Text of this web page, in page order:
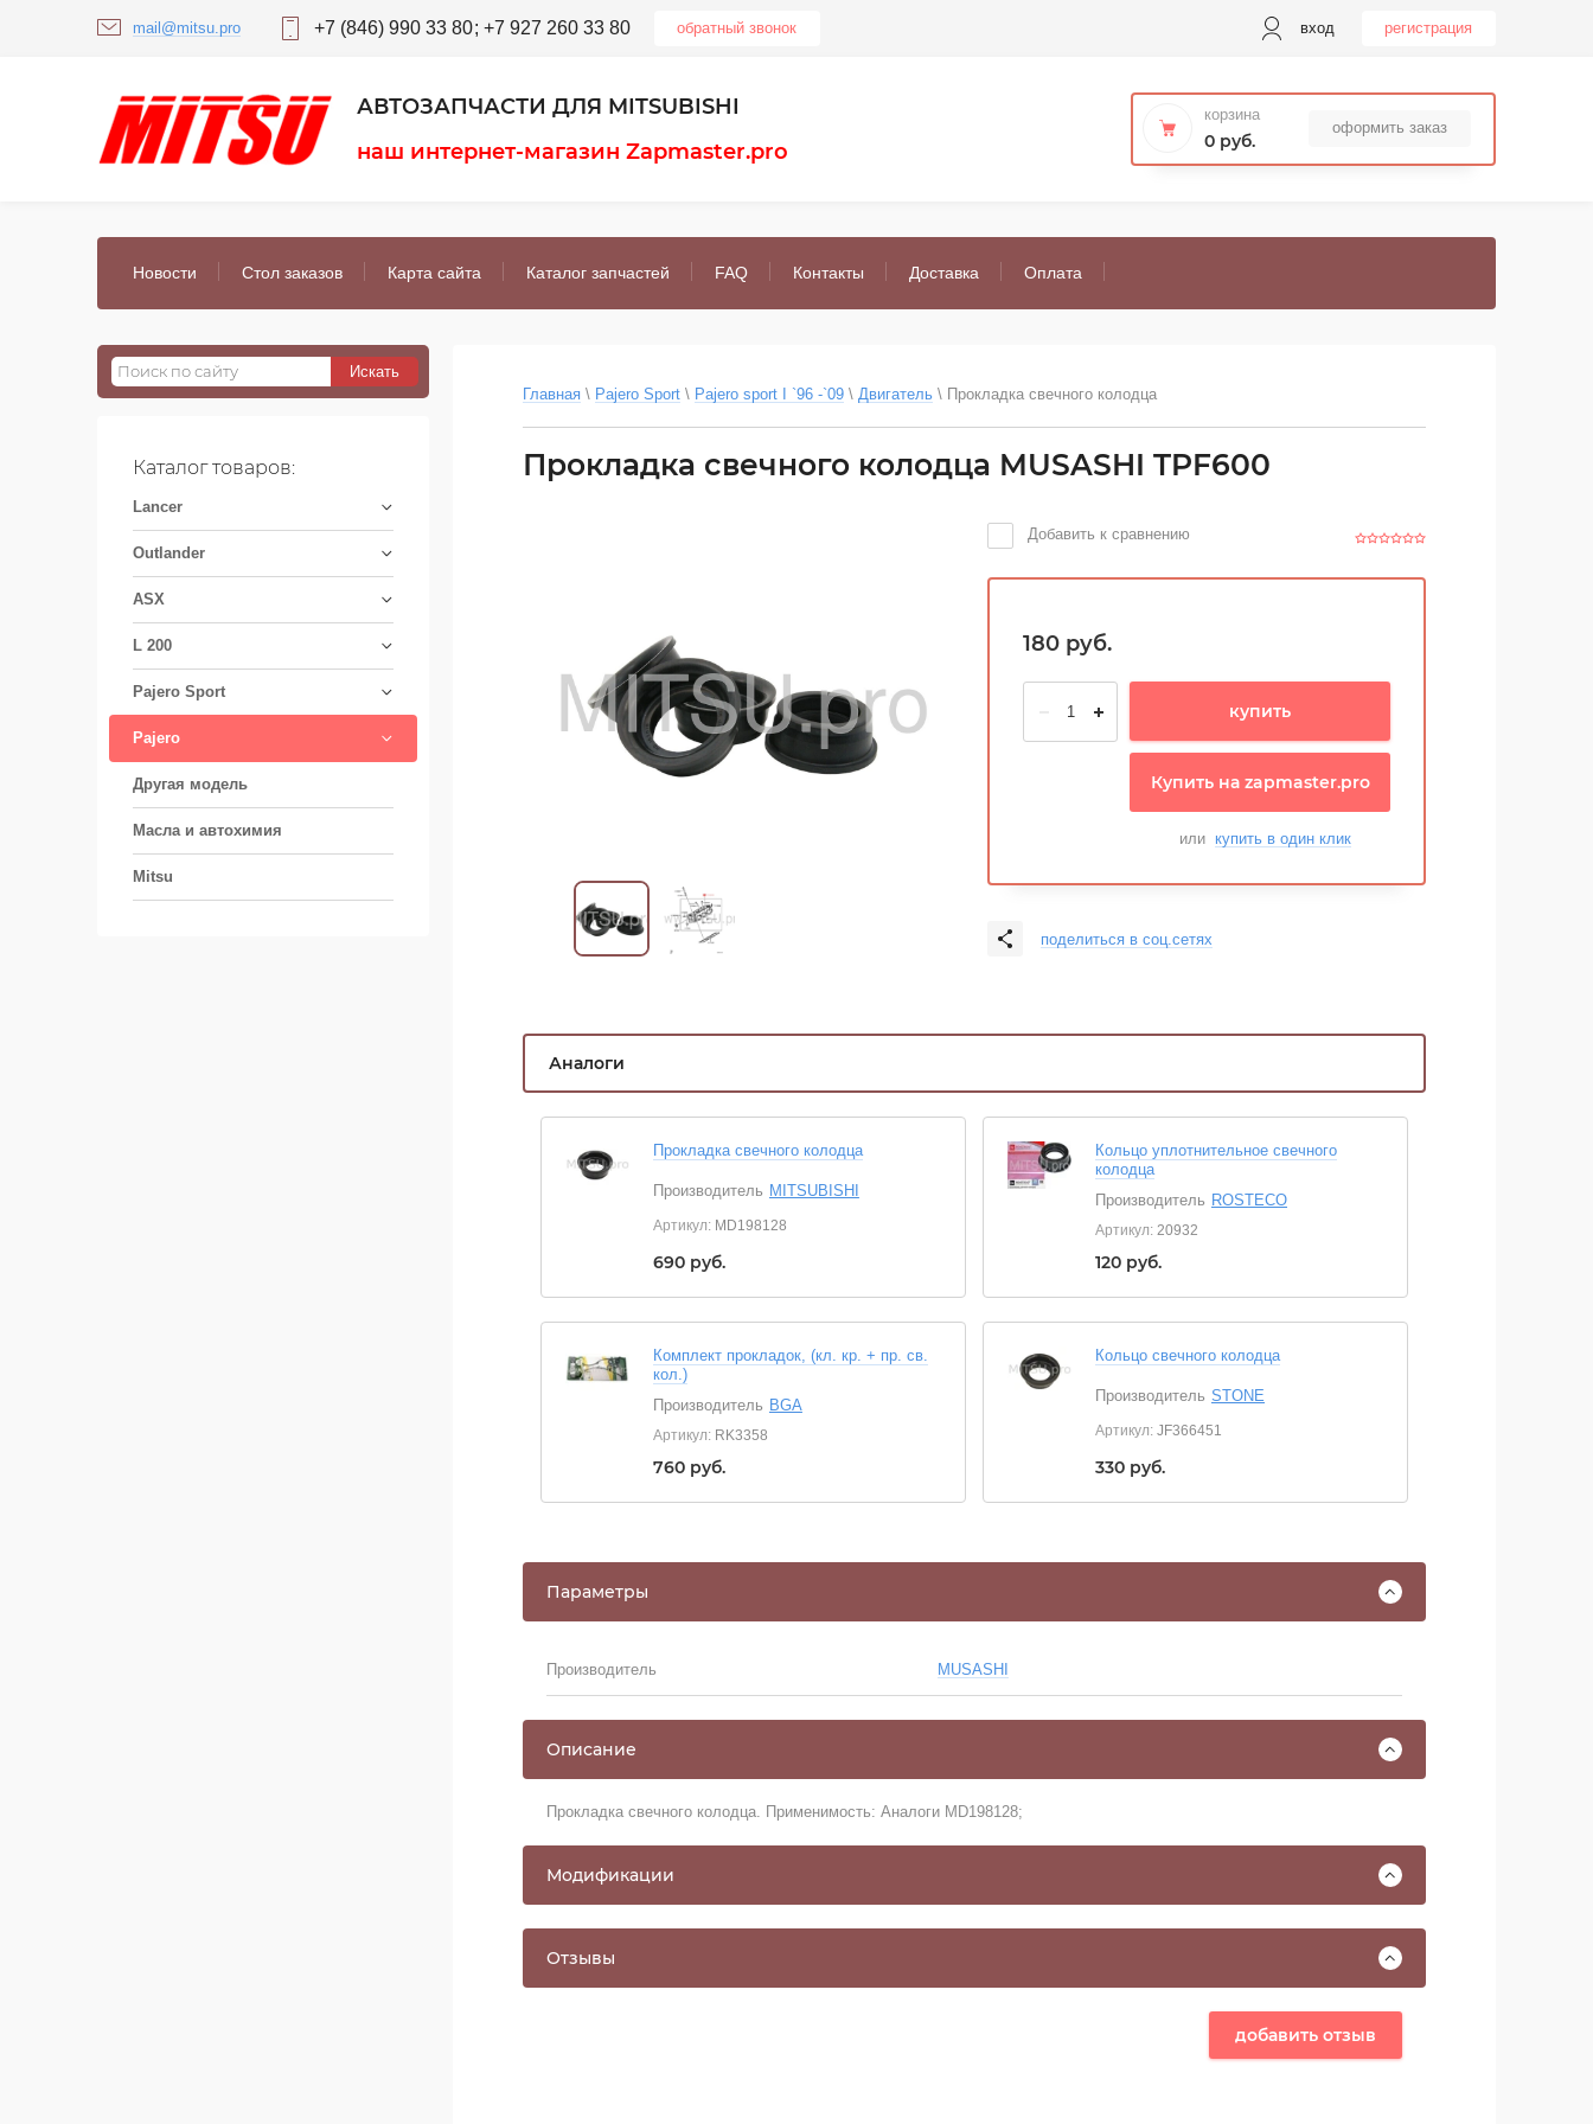
mail@mitsu.pro +7 (846) 990 33 80 +7 927 260 33 80 обратный звонок вход регистрация
АВТОЗАПЧАСТИ ДЛЯ MITSUBISHI
наш интернет-магазин Zapmaster.pro
корзина
0 руб.
оформить заказ
Новости Стол заказов Карта сайта Каталог запчастей FAQ Контакты Доставка Оплата
Каталог товаров:
Lancer
Outlander
ASX
L 200
Pajero Sport
Pajero
Другая модель
Масла и автохимия
Mitsu
Главная \ Pajero Sport \ Pajero sport I `96 -`09 \ Двигатель \ Прокладка свечного колодца
Прокладка свечного колодца MUSASHI TPF600
Добавить к сравнению
180 руб.
купить
Купить на zapmaster.pro
или купить в один клик
поделиться в соц.сетях
Аналоги
Прокладка свечного колодца
Производитель MITSUBISHI
Артикул:MD198128
690руб.
Кольцо уплотнительное свечного
колодца
Производитель ROSTECO
Артикул: 20932
120 руб.
Комплект прокладок, (кл. кр. + пр. св.
кол.)
Производитель BGA
Артикул:RK3358
760руб.
Кольцо свечного колодца
Производитель STONE
Артикул: JF366451
330 руб.
Параметры
Производитель MUSASHI
Описание
Прокладка свечного колодца. Применимость: Аналоги MD198128;
Модификации
Отзывы
добавить отзыв